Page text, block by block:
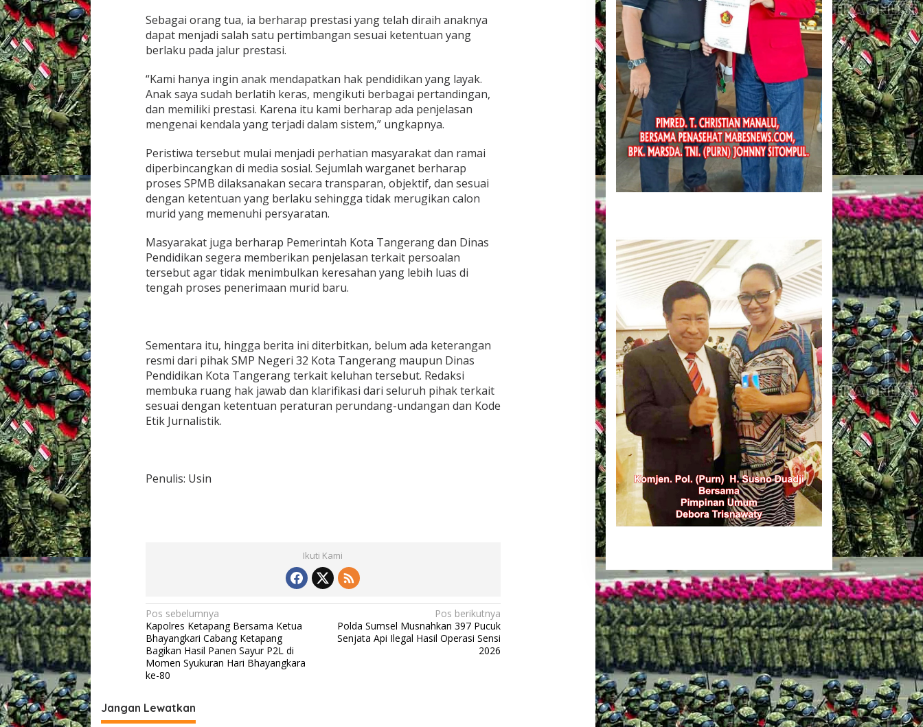
Sebagai orang tua, ia berharap prestasi yang telah diraih anaknya
dapat menjadi salah satu pertimbangan sesuai ketentuan yang
berlaku pada jalur prestasi.
“Kami hanya ingin anak mendapatkan hak pendidikan yang layak.
Anak saya sudah berlatih keras, mengikuti berbagai pertandingan,
dan memiliki prestasi. Karena itu kami berharap ada penjelasan
mengenai kendala yang terjadi dalam sistem,” ungkapnya.
Peristiwa tersebut mulai menjadi perhatian masyarakat dan ramai
diperbincangkan di media sosial. Sejumlah warganet berharap
proses SPMB dilaksanakan secara transparan, objektif, dan sesuai
dengan ketentuan yang berlaku sehingga tidak merugikan calon
murid yang memenuhi persyaratan.
Masyarakat juga berharap Pemerintah Kota Tangerang dan Dinas
Pendidikan segera memberikan penjelasan terkait persoalan
tersebut agar tidak menimbulkan keresahan yang lebih luas di
tengah proses penerimaan murid baru.
Sementara itu, hingga berita ini diterbitkan, belum ada keterangan
resmi dari pihak SMP Negeri 32 Kota Tangerang maupun Dinas
Pendidikan Kota Tangerang terkait keluhan tersebut. Redaksi
membuka ruang hak jawab dan klarifikasi dari seluruh pihak terkait
sesuai dengan ketentuan peraturan perundang-undangan dan Kode
Etik Jurnalistik.
Penulis: Usin
Ikuti Kami
N
a
v
i
a
Pos sebelumnya
Kapolres Ketapang Bersama Ketua
Bhayangkari Cabang Ketapang
Bagikan Hasil Panen Sayur P2L di
Momen Syukuran Hari Bhayangkara
ke-80
Pos berikutnya
Polda Sumsel Musnahkan 397 Pucuk
Senjata Api Ilegal Hasil Operasi Sensi
2026
Jangan Lewatkan